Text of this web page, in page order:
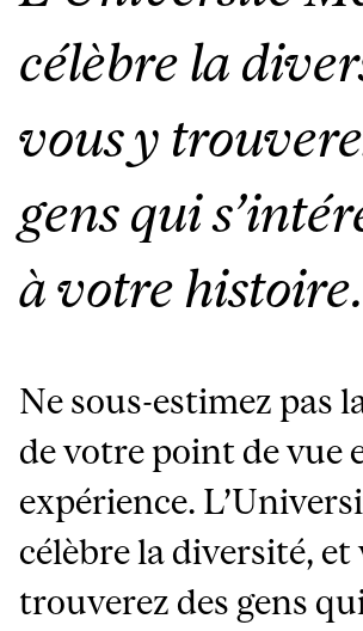
célèbre la
vous y
gens qui
à votre histoire.
Ne sous-estimez pas
de votre point de vue
expérience.
célèbre la diversité, et
trouverez des gens qui